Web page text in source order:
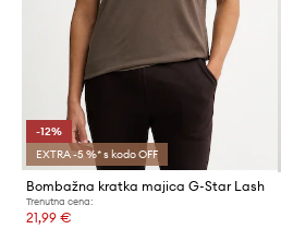
-12%
EXTRA -5 %* s kodo OFF
Bombažna kratka majica G-Star Lash
Trenutna cena:
21,99 €